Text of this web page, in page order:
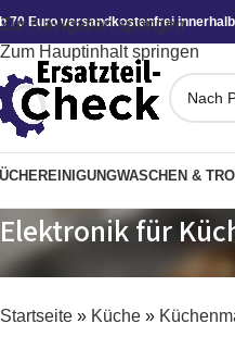
Zur Navigation springen
Zum Hauptinhalt springen
70 Euro versandkostenfrei
REINIGUNGWASCHEN &
Elektronik für
Startseite » Küche »